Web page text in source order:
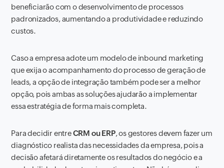
beneficiarão com o desenvolvimento de processos
padronizados, aumentando a produtividade e reduzindo
custos.
Caso a empresa adote um modelo de inbound marketing
que exija o acompanhamento do processo de geração de
leads, a opção de integração também pode ser a melhor
opção, pois ambas as soluções ajudarão a implementar
essa estratégia de forma mais completa.
Para decidir entreCRM ou ERP, os gestores devem fazer um
diagnóstico realista das necessidades da empresa, pois a
decisão afetará diretamente os resultados do negócio e a